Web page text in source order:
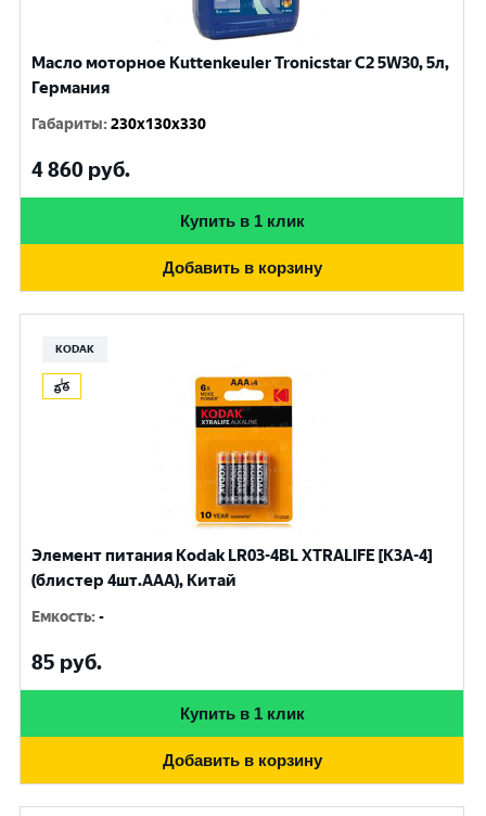
Масло моторное Kuttenkeuler Tronicstar C2 5W30, 5л,
Германия
Габариты:230x130x330
4 860 руб.
Купить в 1 клик
Добавить в корзину
KODAK
Элемент питания Kodak LR03-4BL XTRALIFE [K3A-4]
(блистер 4шт.AАА), Китай
Емкость:-
85 руб.
Купить в 1 клик
Добавить в корзину